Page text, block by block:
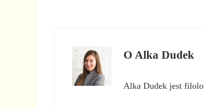
O Alka Dudek
Alka Dudek jest